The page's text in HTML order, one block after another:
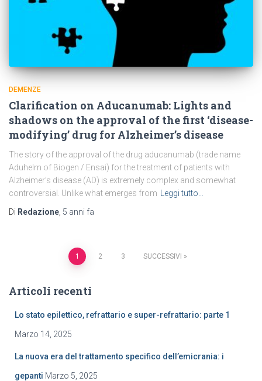
DEMENZE
Clarification on Aducanumab: Lights and
shadows on the approval of the first ‘disease-
modifying’ drug for Alzheimer’s disease
The story of the approval of the drug aducanumab (trade name
Aduhelm of Biogen / Ensai) for the treatment of patients with
Alzheimer’s disease (AD) is extremely complex and somewhat
controversial. Unlike what emerges from
Leggi tutto…
Di Redazione 5 anni fa
Navigazione
1 2 3 SUCCESSIVI
Articoli recenti
Lo stato epilettico, refrattario e super-refrattario: parte 1
Marzo 14, 2025
La nuova era del trattamento specifico dell’emicrania: i
gepanti Marzo 5, 2025